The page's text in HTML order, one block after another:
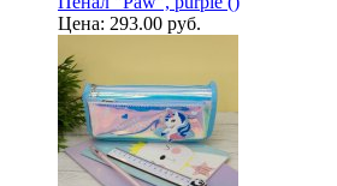
Цена: 293.00 руб.